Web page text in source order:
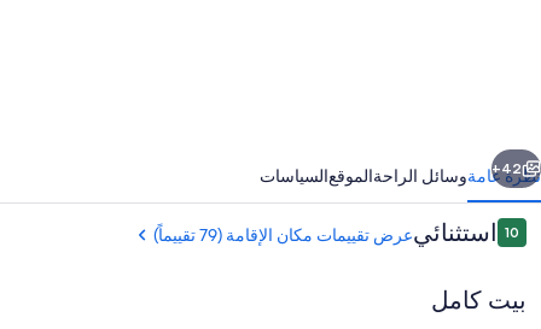
+
River
Swimming
التالي
42+
نظرة عامةوسائل الراحةالموقعالسياسات
التقييمات
10
10 من 10 استثنائيعرض تقييمات مكان الإقامة (79 تقييماً)
بيت كامل